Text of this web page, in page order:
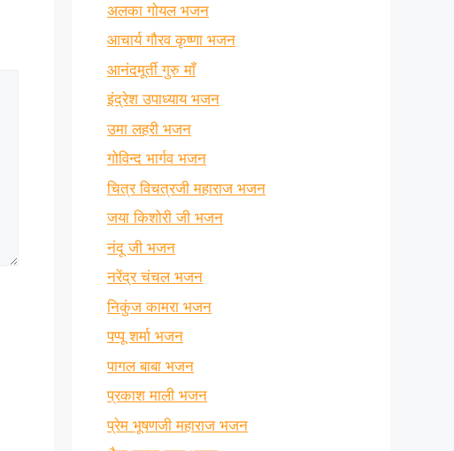
अलका गोयल भजन
आचार्य गौरव कृष्णा भजन
आनंदमूर्ती गुरु माँ
इंद्रेश उपाध्याय भजन
उमा लहरी भजन
गोविन्द भार्गव भजन
चित्र विचत्रजी महाराज भजन
जया किशोरी जी भजन
नंदू जी भजन
नरेंद्र चंचल भजन
निकुंज कामरा भजन
पप्पू शर्मा भजन
पागल बाबा भजन
प्रकाश माली भजन
प्रेम भूषणजी महाराज भजन